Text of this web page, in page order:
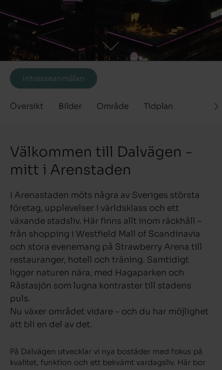
Intresseanmälan
Översikt Bilder Område Tidplan
Planerat
Välkommen till Dalvägen -
mitt i Arenstaden
I Arenastaden möts några av Sveriges största
företag, upplevelser i världsklass och ett
växande stadsliv. Här finns allt inom räckhåll –
från shopping i Westfield Mall of Scandinavia
och stora evenemang på Strawberry Arena till
restauranger, hotell och träning. Samtidigt
ligger naturen nära, med Hagaparken och
Råstasjön som lugna kontraster till stadens
puls.
Nu växer området vidare – och du har möjlighet
att bli en del av det.
På Dalvägen utvecklar vi nya bostäder med fokus på
kvalitet, funktion och ett bekvämt vardagsliv. Här bor